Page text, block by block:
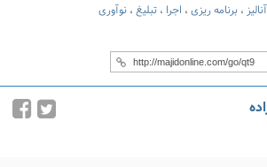
آنالیز ، برنامه ریزی ، اجرا ، تبلیغ ، نوآوری